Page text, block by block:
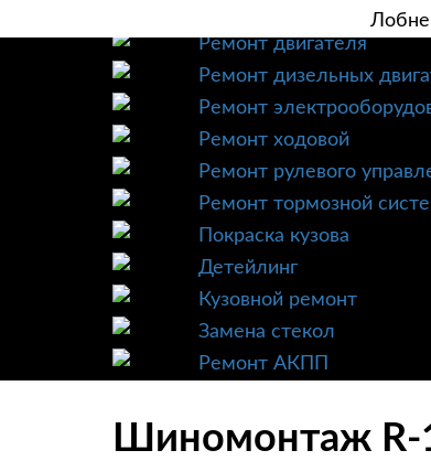
Ремонт трансмиссии
Ремонт двигателя
Ремонт дизельных
Ремонт
Ремонт ходовой
Ремонт рулевого
Ремонт тормозной
Покраска кузова
Детейлинг
Кузовной ремонт
Замена стекол
Ремонт АКПП
Шиномонтаж R-